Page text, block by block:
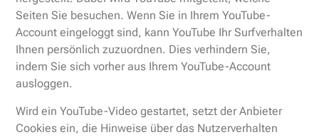
Seiten Sie besuchen. Wenn Sie in Ihrem YouTube-
Account eingeloggt sind, kann YouTube Ihr Surfverhalten
Ihnen persönlich zuzuordnen. Dies verhindern Sie,
indem Sie sich vorher aus Ihrem YouTube-Account
ausloggen.
Wird ein YouTube-Video gestartet, setzt der Anbieter
Cookies ein, die Hinweise über das Nutzerverhalten